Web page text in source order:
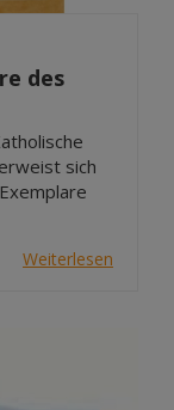
des
sich
Weiterlesen